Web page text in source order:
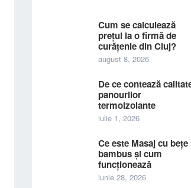
Cum se calculează
prețul la o firmă de
curățenie din Cluj?
august 8, 2026
De ce contează
panourilor
termoizolante
iulie 1, 2026
Ce este Masaj cu bețe
bambus și cum
funcționează
iunie 28, 2026